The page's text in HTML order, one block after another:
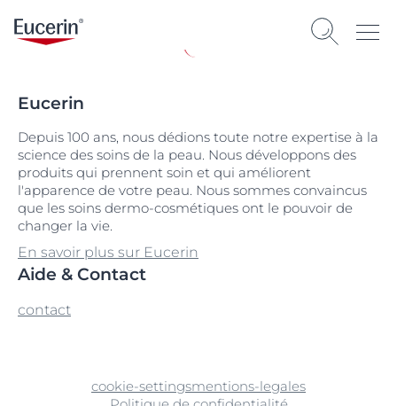
Eucerin
Depuis 100 ans, nous dédions toute notre expertise à la
science des soins de la peau. Nous développons des
produits qui prennent soin et qui améliorent
l'apparence de votre peau. Nous sommes convaincus
que les soins dermo-cosmétiques ont le pouvoir de
changer la vie.
En savoir plus sur Eucerin
Aide & Contact
contact
cookie-settingsmentions-legales